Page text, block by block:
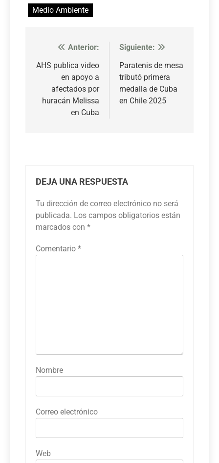
Medio Ambiente
Navegación
de
entradas
Anterior:
AHS publica video
en apoyo a
afectados por
huracán Melissa
en Cuba
Siguiente:
Paratenis de mesa
tributó primera
medalla de Cuba
en Chile 2025
DEJA UNA RESPUESTA
Tu dirección de correo electrónico no será
publicada. Los campos obligatorios están
marcados con *
Comentario *
Nombre
Correo electrónico
Web